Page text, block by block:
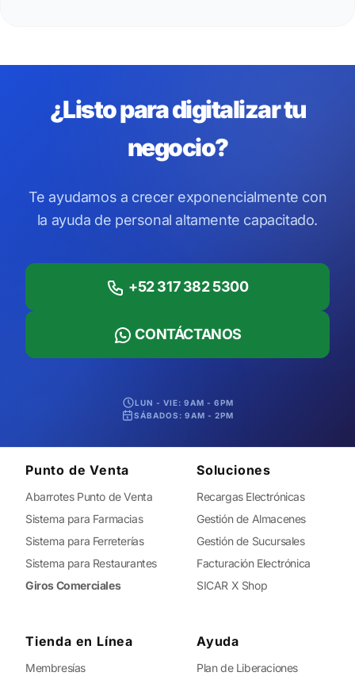
¿Listo para digitalizar tu
negocio?
Te ayudamos a crecer exponencialmente con
la ayuda de personal altamente capacitado.
+52 317 382 5300
CONTÁCTANOS
LUN - VIE: 9AM - 6PM
SÁBADOS: 9AM - 2PM
Punto de Venta
Abarrotes Punto de Venta
Sistema para Farmacias
Sistema para Ferreterías
Sistema para Restaurantes
Giros Comerciales
Soluciones
Recargas Electrónicas
Gestión de Almacenes
Gestión de Sucursales
Facturación Electrónica
SICAR X Shop
Tienda en Línea
Membresías
Ayuda
Plan de Liberaciones